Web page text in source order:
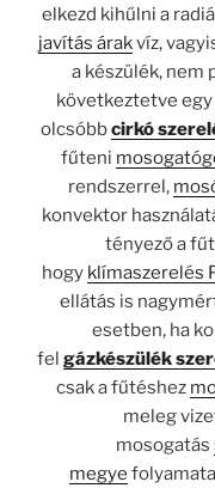
elkezd kihűlni a
javítás árakvíz,
a készülék, nem
következtetve egy
olcsóbbcirkó
fűteni
rendszerrel,
konvektor
tényező a
hogy klímaszerelés
ellátás is
esetben, ha
fel gázkészülék
csak a fűtéshez
meleg
mosogatás
megye